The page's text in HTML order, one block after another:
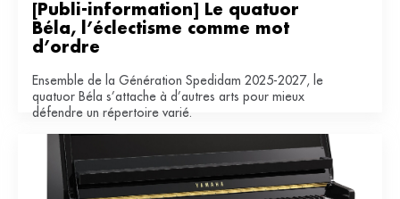
[Publi-information] Le quatuor
Béla, l’éclectisme comme mot
d’ordre
Ensemble de la Génération Spedidam 2025-2027, le
quatuor Béla s’attache à d’autres arts pour mieux
défendre un répertoire varié.